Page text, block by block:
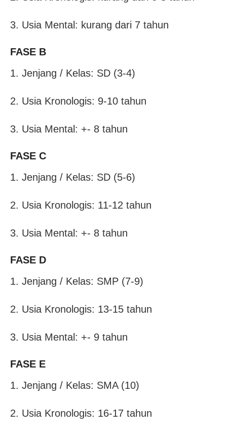
3. Usia Mental: kurang dari 7 tahun
FASE B
1. Jenjang / Kelas: SD (3-4)
2. Usia Kronologis: 9-10 tahun
3. Usia Mental: +- 8 tahun
FASE C
1. Jenjang / Kelas: SD (5-6)
2. Usia Kronologis: 11-12 tahun
3. Usia Mental: +- 8 tahun
FASE D
1. Jenjang / Kelas: SMP (7-9)
2. Usia Kronologis: 13-15 tahun
3. Usia Mental: +- 9 tahun
FASE E
1. Jenjang / Kelas: SMA (10)
2. Usia Kronologis: 16-17 tahun